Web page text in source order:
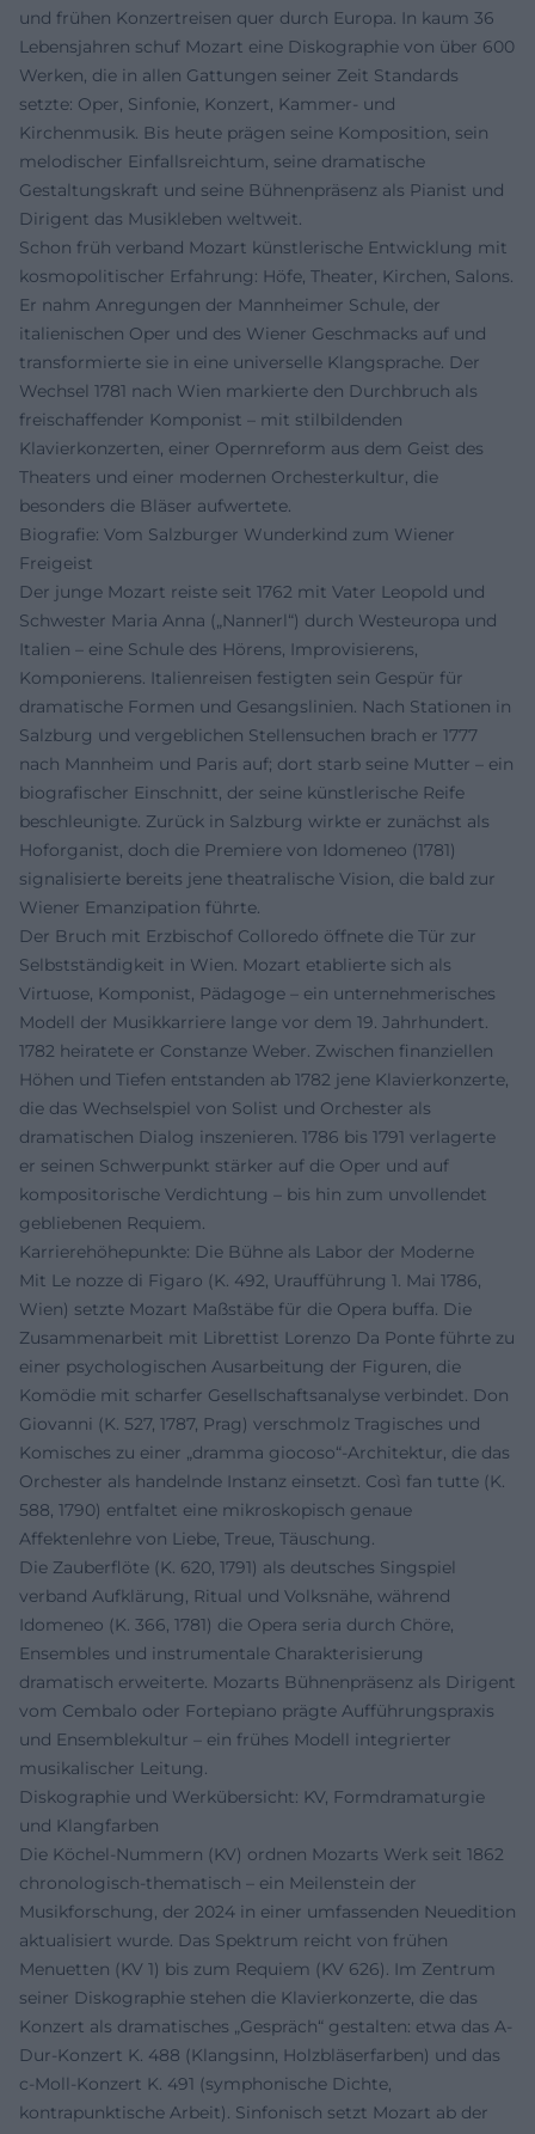
und frühen Konzertreisen quer durch Europa. In kaum 36
Lebensjahren schuf Mozart eine Diskographie von über 600
Werken, die in allen Gattungen seiner Zeit Standards
setzte: Oper, Sinfonie, Konzert, Kammer- und
Kirchenmusik. Bis heute prägen seine Komposition, sein
melodischer Einfallsreichtum, seine dramatische
Gestaltungskraft und seine Bühnenpräsenz als Pianist und
Dirigent das Musikleben weltweit.
Schon früh verband Mozart künstlerische Entwicklung mit
kosmopolitischer Erfahrung: Höfe, Theater, Kirchen, Salons.
Er nahm Anregungen der Mannheimer Schule, der
italienischen Oper und des Wiener Geschmacks auf und
transformierte sie in eine universelle Klangsprache. Der
Wechsel 1781 nach Wien markierte den Durchbruch als
freischaffender Komponist – mit stilbildenden
Klavierkonzerten, einer Opernreform aus dem Geist des
Theaters und einer modernen Orchesterkultur, die
besonders die Bläser aufwertete.
Biografie: Vom Salzburger Wunderkind zum Wiener
Freigeist
Der junge Mozart reiste seit 1762 mit Vater Leopold und
Schwester Maria Anna („Nannerl“) durch Westeuropa und
Italien – eine Schule des Hörens, Improvisierens,
Komponierens. Italienreisen festigten sein Gespür für
dramatische Formen und Gesangslinien. Nach Stationen in
Salzburg und vergeblichen Stellensuchen brach er 1777
nach Mannheim und Paris auf; dort starb seine Mutter – ein
biografischer Einschnitt, der seine künstlerische Reife
beschleunigte. Zurück in Salzburg wirkte er zunächst als
Hoforganist, doch die Premiere von Idomeneo (1781)
signalisierte bereits jene theatralische Vision, die bald zur
Wiener Emanzipation führte.
Der Bruch mit Erzbischof Colloredo öffnete die Tür zur
Selbstständigkeit in Wien. Mozart etablierte sich als
Virtuose, Komponist, Pädagoge – ein unternehmerisches
Modell der Musikkarriere lange vor dem 19. Jahrhundert.
1782 heiratete er Constanze Weber. Zwischen finanziellen
Höhen und Tiefen entstanden ab 1782 jene Klavierkonzerte,
die das Wechselspiel von Solist und Orchester als
dramatischen Dialog inszenieren. 1786 bis 1791 verlagerte
er seinen Schwerpunkt stärker auf die Oper und auf
kompositorische Verdichtung – bis hin zum unvollendet
gebliebenen Requiem.
Karrierehöhepunkte: Die Bühne als Labor der Moderne
Mit Le nozze di Figaro (K. 492, Uraufführung 1. Mai 1786,
Wien) setzte Mozart Maßstäbe für die Opera buffa. Die
Zusammenarbeit mit Librettist Lorenzo Da Ponte führte zu
einer psychologischen Ausarbeitung der Figuren, die
Komödie mit scharfer Gesellschaftsanalyse verbindet. Don
Giovanni (K. 527, 1787, Prag) verschmolz Tragisches und
Komisches zu einer „dramma giocoso“-Architektur, die das
Orchester als handelnde Instanz einsetzt. Così fan tutte (K.
588, 1790) entfaltet eine mikroskopisch genaue
Affektenlehre von Liebe, Treue, Täuschung.
Die Zauberflöte (K. 620, 1791) als deutsches Singspiel
verband Aufklärung, Ritual und Volksnähe, während
Idomeneo (K. 366, 1781) die Opera seria durch Chöre,
Ensembles und instrumentale Charakterisierung
dramatisch erweiterte. Mozarts Bühnenpräsenz als Dirigent
vom Cembalo oder Fortepiano prägte Aufführungspraxis
und Ensemblekultur – ein frühes Modell integrierter
musikalischer Leitung.
Diskographie und Werkübersicht: KV, Formdramaturgie
und Klangfarben
Die Köchel-Nummern (KV) ordnen Mozarts Werk seit 1862
chronologisch-thematisch – ein Meilenstein der
Musikforschung, der 2024 in einer umfassenden Neuedition
aktualisiert wurde. Das Spektrum reicht von frühen
Menuetten (KV 1) bis zum Requiem (KV 626). Im Zentrum
seiner Diskographie stehen die Klavierkonzerte, die das
Konzert als dramatisches „Gespräch“ gestalten: etwa das A-
Dur-Konzert K. 488 (Klangsinn, Holzbläserfarben) und das
c-Moll-Konzert K. 491 (symphonische Dichte,
kontrapunktische Arbeit). Sinfonisch setzt Mozart ab der